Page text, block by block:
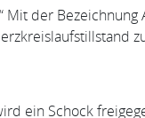
Mit der Bezeichnung
ein Schock